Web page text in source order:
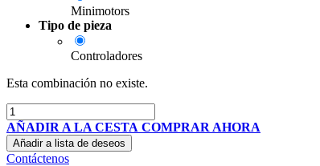
Minimotors
Tipo de pieza
Controladores
Esta combinación no existe.
AÑADIR A LA CESTA COMPRAR AHORA
Añadir a lista de deseos
Contáctenos